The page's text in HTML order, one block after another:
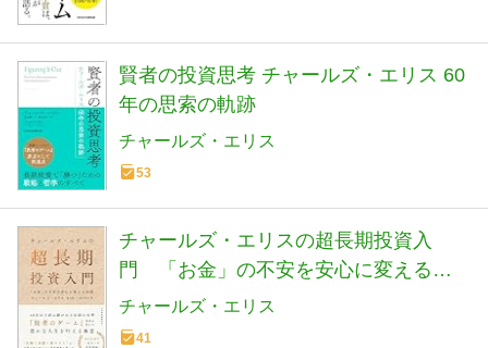
賢者の投資思考 チャールズ・エリス 60
年の思索の軌跡
チャールズ・エリス
53
チャールズ・エリスの超長期投資入
門 「お金」の不安を安心に変える法
則
チャールズ・エリス
41